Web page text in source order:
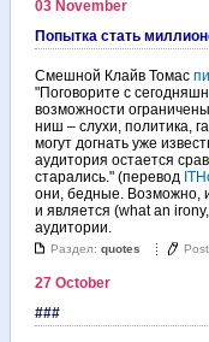
03 November
Попытка стать
Смешной Клайв Томас
"Поговорите с
возможности
ниш – слухи, политика,
могут догнать уже
аудитория остается
старались." (перевод
они, бедные. Возможно,
и является (what an
аудитории.
Раздел: quotes
27 October
###